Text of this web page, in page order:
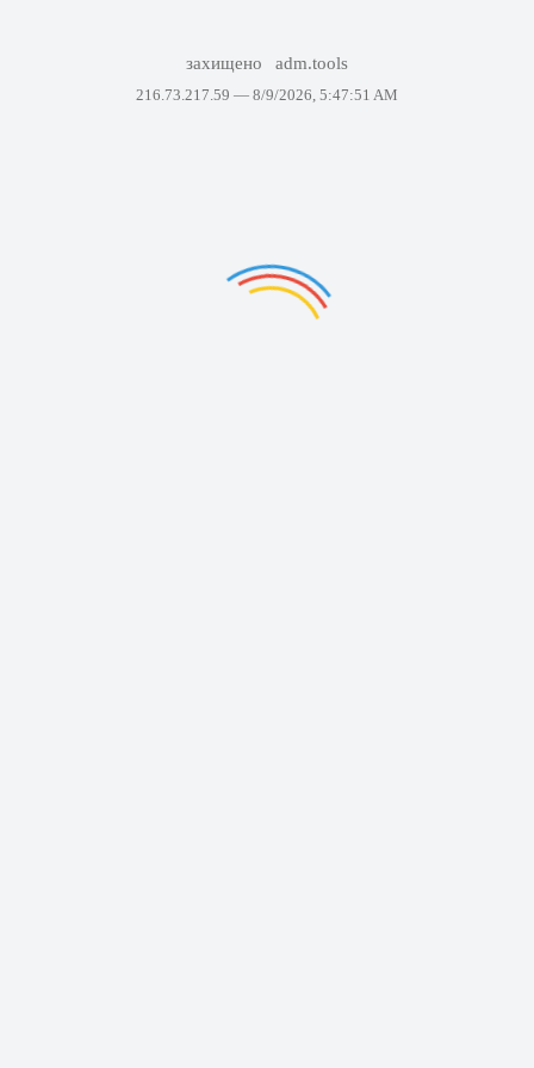
захищено adm.tools
216.73.217.59 — 8/9/2026, 5:47:51 AM